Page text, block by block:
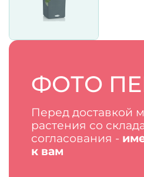
ФОТО
Перед доставкой
растения со
согласования -
к вам